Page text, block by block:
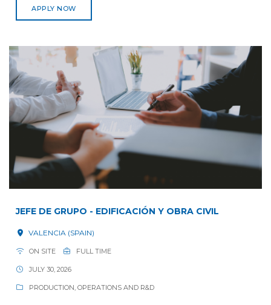
APPLY NOW
JEFE DE GRUPO - EDIFICACIÓN Y OBRA CIVIL
VALENCIA (SPAIN)
ON SITE FULL TIME
JULY 30, 2026
PRODUCTION, OPERATIONS AND R&D